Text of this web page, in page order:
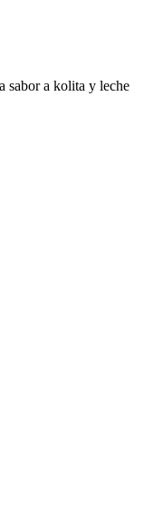
sabor a kolita y leche